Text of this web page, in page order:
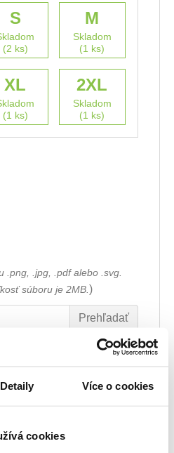
Detaily Více o cookies
cookies
S
(2 ks)
M
Skladom
(1 ks)
XL
(1 ks)
2XL
Skladom
(1 ks)
.png, .jpg, .pdf alebo .svg.
súboru je 2MB. )